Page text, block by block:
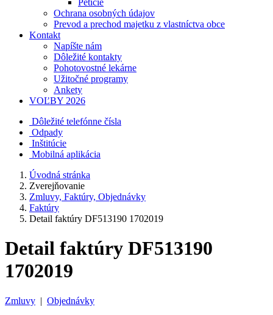
Petície
Ochrana osobných údajov
Prevod a prechod majetku z vlastníctva obce
Kontakt
Napíšte nám
Dôležité kontakty
Pohotovostné lekárne
Užitočné programy
Ankety
VOĽBY 2026
Dôležité telefónne čísla
Odpady
Inštitúcie
Mobilná aplikácia
Úvodná stránka
Zverejňovanie
Zmluvy, Faktúry, Objednávky
Faktúry
Detail faktúry DF513190 1702019
Detail faktúry DF513190
1702019
Zmluvy | Objednávky